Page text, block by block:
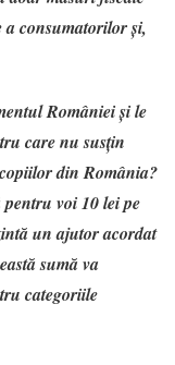
a consumatorilor şi,
României şi le
care nu susţin
din România?
voi 10 lei pe
un ajutor acordat
sumă va
categoriile